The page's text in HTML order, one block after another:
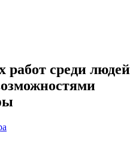
работ среди людей